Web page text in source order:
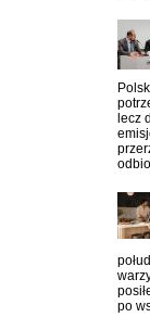
lecz
po